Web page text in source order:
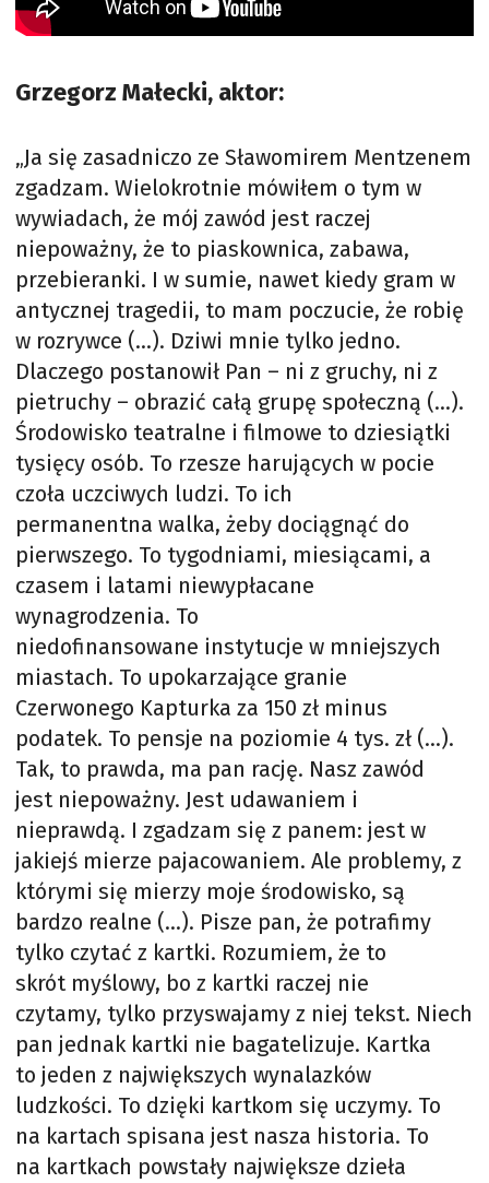
Grzegorz Małecki, aktor:
„Ja się zasadniczo ze Sławomirem Mentzenem
zgadzam. Wielokrotnie mówiłem o tym w
wywiadach, że mój zawód jest raczej
niepoważny, że to piaskownica, zabawa,
przebieranki. I w sumie, nawet kiedy gram w
antycznej tragedii, to mam poczucie, że robię
w rozrywce (…). Dziwi mnie tylko jedno.
Dlaczego postanowił Pan – ni z gruchy, ni z
pietruchy – obrazić całą grupę społeczną (…).
Środowisko teatralne i filmowe to dziesiątki
tysięcy osób. To rzesze harujących w pocie
czoła uczciwych ludzi. To ich
permanentna walka, żeby dociągnąć do
pierwszego. To tygodniami, miesiącami, a
czasem i latami niewypłacane
wynagrodzenia. To
niedofinansowane instytucje w mniejszych
miastach. To upokarzające granie
Czerwonego Kapturka za 150 zł minus
podatek. To pensje na poziomie 4 tys. zł (…).
Tak, to prawda, ma pan rację. Nasz zawód
jest niepoważny. Jest udawaniem i
nieprawdą. I zgadzam się z panem: jest w
jakiejś mierze pajacowaniem. Ale problemy, z
którymi się mierzy moje środowisko, są
bardzo realne (…). Pisze pan, że potrafimy
tylko czytać z kartki. Rozumiem, że to
skrót myślowy, bo z kartki raczej nie
czytamy, tylko przyswajamy z niej tekst. Niech
pan jednak kartki nie bagatelizuje. Kartka
to jeden z największych wynalazków
ludzkości. To dzięki kartkom się uczymy. To
na kartach spisana jest nasza historia. To
na kartkach powstały największe dzieła